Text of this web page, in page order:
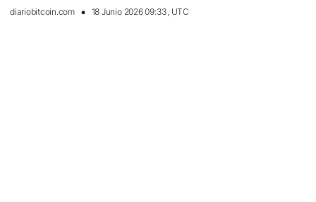
diariobitcoin.com 18 Junio 2026 09:33, UTC